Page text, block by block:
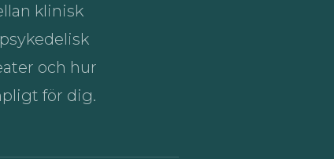
klinisk
och hur
för dig.